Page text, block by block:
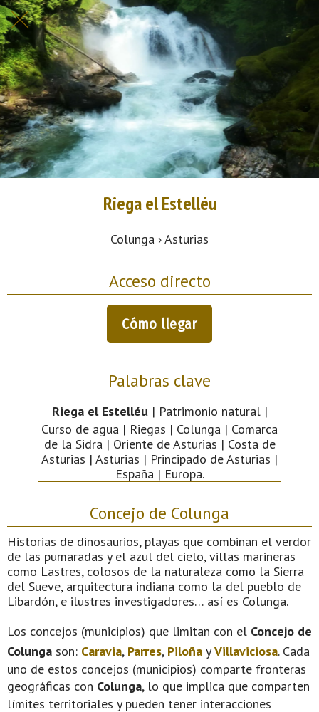
Riega el Estelléu
Colunga › Asturias
Acceso directo
Cómo llegar
Palabras clave
Riega el Estelléu | Patrimonio natural |
Curso de agua | Riegas | Colunga | Comarca
de la Sidra | Oriente de Asturias | Costa de
Asturias | Asturias | Principado de Asturias |
España | Europa.
Concejo de Colunga
Historias de dinosaurios, playas que combinan el verdor
de las pumaradas y el azul del cielo, villas marineras
como Lastres, colosos de la naturaleza como la Sierra
del Sueve, arquitectura indiana como la del pueblo de
Libardón, e ilustres investigadores… así es Colunga.
Los concejos (municipios) que limitan con el Concejo de
Colunga son: Caravia, Parres, Piloña yVillaviciosa. Cada
uno de estos concejos (municipios) comparte fronteras
geográficas con Colunga, lo que implica que comparten
límites territoriales y pueden tener interacciones